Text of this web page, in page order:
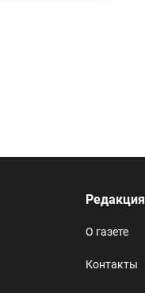
Редакция
О газете
Контакты